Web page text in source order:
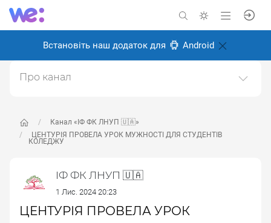
Встановіть наш додаток для Android
Канал «ІФ ФК ЛНУП 🇺🇦»
ЦЕНТУРІЯ ПРОВЕЛА УРОК МУЖНОСТІ ДЛЯ СТУДЕНТІВ
КОЛЕДЖУ
ІФ ФК ЛНУП 🇺🇦
1 Лис. 2024 20:23
ЦЕНТУРІЯ ПРОВЕЛА УРОК
Про канал
Університету Природокористування 🌳
Створено: 21 червня 2024